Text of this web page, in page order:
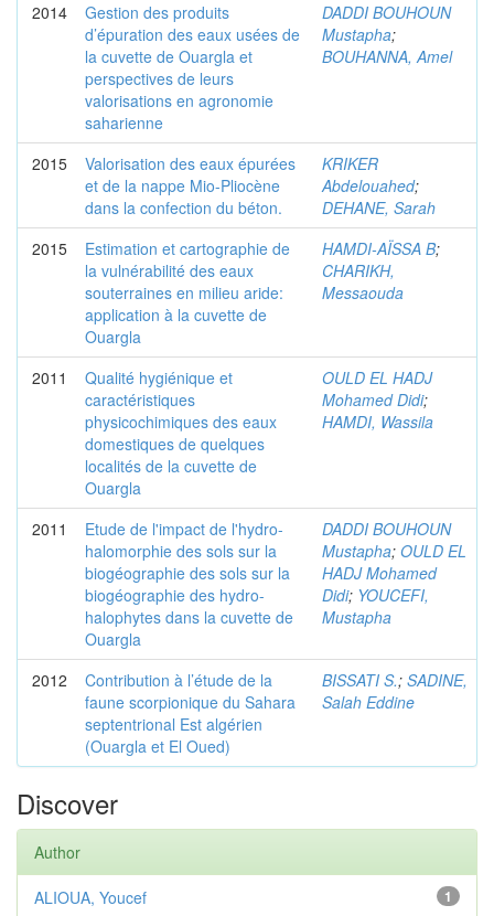
2014
Gestion des produits
d’épuration des eaux usées de
la cuvette de Ouargla et
perspectives de leurs
valorisations en agronomie
saharienne
DADDI BOUHOUN
Mustapha;
BOUHANNA, Amel
2015
Valorisation des eaux épurées
et de la nappe Mio-Pliocène
dans la confection du béton.
KRIKER
Abdelouahed;
DEHANE, Sarah
2015
Estimation et cartographie de
la vulnérabilité des eaux
souterraines en milieu aride:
application à la cuvette de
Ouargla
HAMDI-AÏSSA B;
CHARIKH,
Messaouda
2011
Qualité hygiénique et
caractéristiques
physicochimiques des eaux
domestiques de quelques
localités de la cuvette de
Ouargla
OULD EL HADJ
Mohamed Didi;
HAMDI, Wassila
2011
Etude de l'impact de l'hydro-
halomorphie des sols sur la
biogéographie des sols sur la
biogéographie des hydro-
halophytes dans la cuvette de
Ouargla
DADDI BOUHOUN
Mustapha; OULD EL
HADJ Mohamed
Didi; YOUCEFI,
Mustapha
2012
Contribution à l’étude de la
faune scorpionique du Sahara
septentrional Est algérien
(Ouargla et El Oued)
BISSATI S.; SADINE,
Salah Eddine
Discover
Author
1
ALIOUA, Youcef